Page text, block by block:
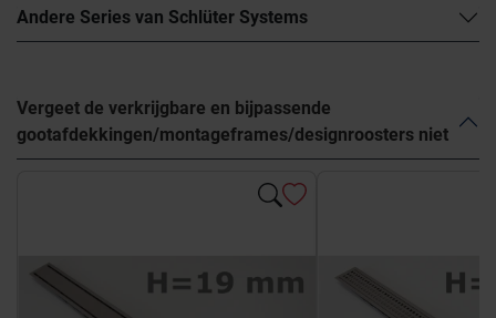
Andere Series van Schlüter Systems
Vergeet de verkrijgbare en bijpassende
gootafdekkingen/montageframes/designroosters niet